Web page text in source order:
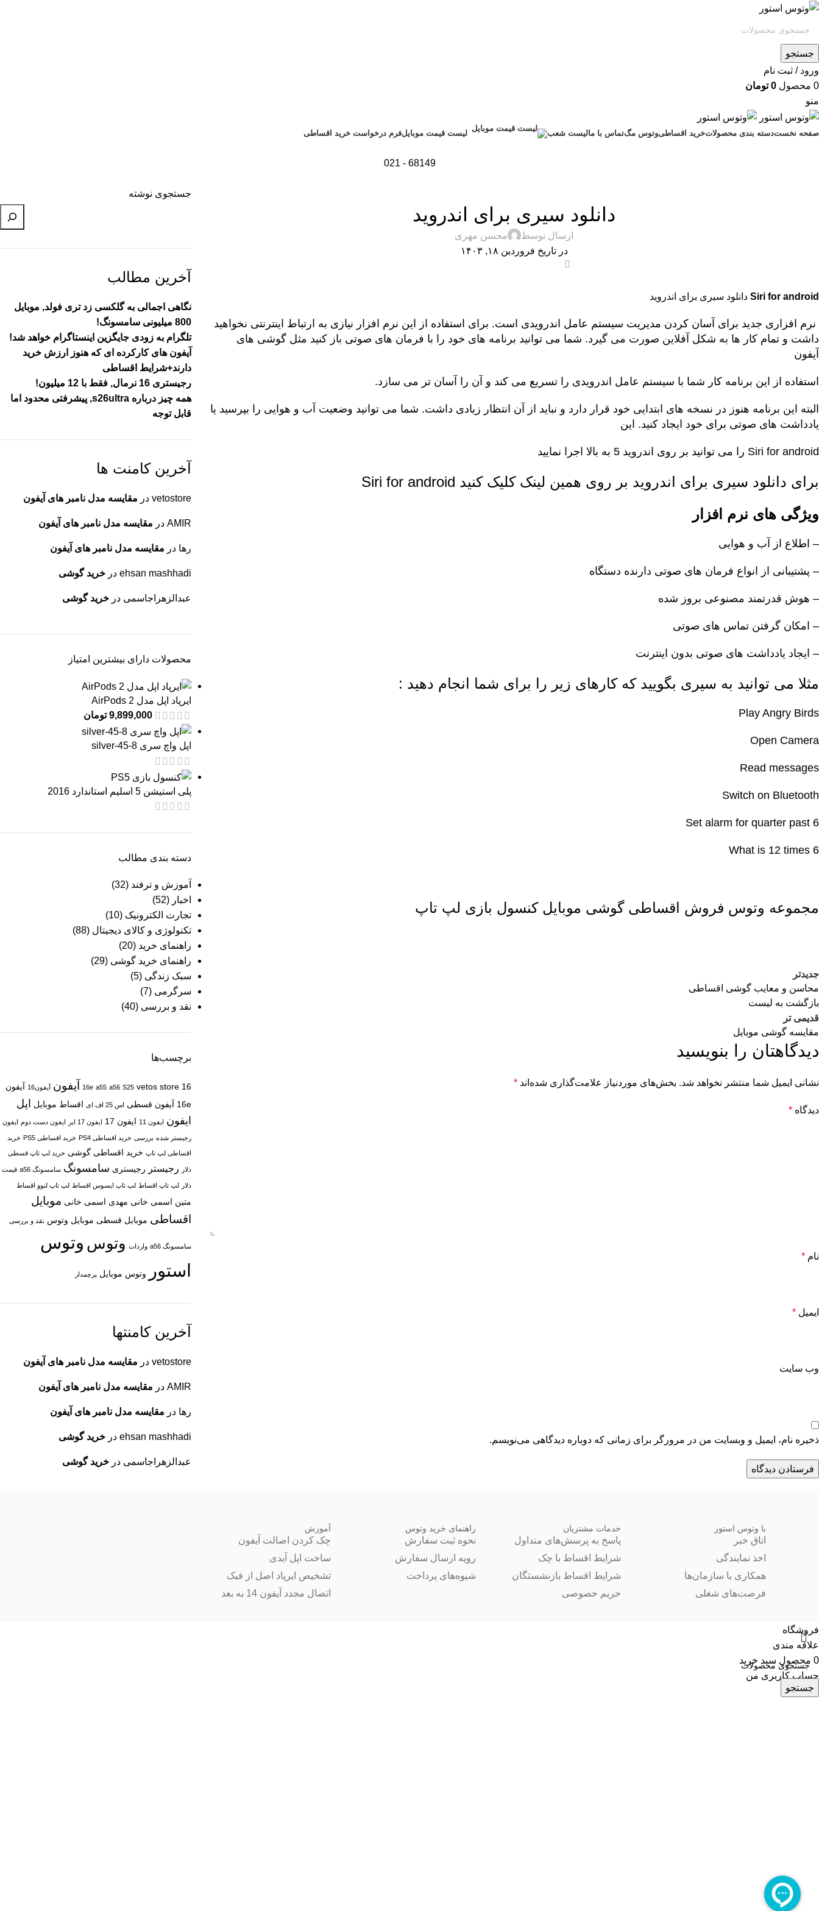
جستجو
ورود / ثبت نام
0 محصول 0 تومان
منو
صفحه نخستدسته بندی محصولاتخرید اقساطیوتوس مگتماس با مالیست شعب لیست قیمت موبایلفرم درخواست خرید اقساطی
68149 - 021
دانلود سیری برای اندروید
ارسال توسط
محسن مهری
در تاریخ فروردین ۱۸, ۱۴۰۳
Siri for android دانلود سیری برای اندروید
نرم افزاری جدید برای آسان کردن مدیریت سیستم عامل اندرویدی است. برای استفاده از این نرم افزار نیازی به ارتباط اینترنتی نخواهید
داشت و تمام کار ها به شکل آفلاین صورت می گیرد. شما می توانید برنامه های خود را با فرمان های صوتی باز کنید مثل گوشی های
آیفون
استفاده از این برنامه کار شما با سیستم عامل اندرویدی را تسریع می کند و آن را آسان تر می سازد.
البته این برنامه هنوز در نسخه های ابتدایی خود قرار دارد و نباید از آن انتظار زیادی داشت. شما می توانید وضعیت آب و هوایی را بپرسید یا
یادداشت های صوتی برای خود ایجاد کنید. این
Siri for android را می توانید بر روی اندروید 5 به بالا اجرا نمایید
برای دانلود سیری برای اندروید بر روی همین لینک کلیک کنید Siri for android
ویژگی های نرم افزار
– اطلاع از آب و هوایی
– پشتیبانی از انواع فرمان های صوتی دارنده دستگاه
– هوش قدرتمند مصنوعی بروز شده
– امکان گرفتن تماس های صوتی
– ایجاد یادداشت های صوتی بدون اینترنت
مثلا می توانید به سیری بگویید که کارهای زیر را برای شما انجام دهید :
Play Angry Birds
Open Camera
Read messages
Switch on Bluetooth
Set alarm for quarter past 6
What is 12 times 6
مجموعه وتوس فروش اقساطی گوشی موبایل کنسول بازی لپ تاپ
جدیدتر
محاسن و معایب گوشی اقساطی
بازگشت به لیست
قدیمی تر
مقایسه گوشی موبایل
دیدگاهتان را بنویسید
نشانی ایمیل شما منتشر نخواهد شد. بخش‌های موردنیاز علامت‌گذاری شده‌اند *
دیدگاه *
نام *
ایمیل *
وب‌ سایت
ذخیره نام، ایمیل و وبسایت من در مرورگر برای زمانی که دوباره دیدگاهی می‌نویسم.
جستجوی نوشته
آخرین مطالب
نگاهی اجمالی به گلکسی زد تری فولد, موبایل
800 میلیونی سامسونگ!
تلگرام به زودی جایگزین اینستاگرام خواهد شد!
آیفون های کارکرده ای که هنوز ارزش خرید
دارند+شرایط اقساطی
رجیستری 16 نرمال, فقط با 12 میلیون!
همه چیز درباره s26ultra, پیشرفتی محدود اما
قابل توجه
آخرین کامنت ها
vetostore در مقایسه مدل نامبر های آیفون
AMIR در مقایسه مدل نامبر های آیفون
رها در مقایسه مدل نامبر های آیفون
ehsan mashhadi درخرید گوشی
عبدالزهراجاسمی درخرید گوشی
محصولات دارای بیشترین امتیاز
ایرپاد اپل مدل AirPods 2
9,899,000 تومان
اپل واچ سری 8-45-silver
پلی استیشن 5 اسلیم استاندارد 2016
دسته بندی مطالب
آموزش و ترفند (32)
اخبار (52)
تجارت الکترونیک (10)
تکنولوژی و کالای دیجیتال (88)
راهنمای خرید (20)
راهنمای خرید گوشی (29)
سبک زندگی (5)
سرگرمی (7)
نقد و بررسی (40)
برچسب‌ها
16
16e a55 a56 S25 vetos store آیفون آیفون16
آیفون
16e آیفون قسطی اس 25 اف ای اقساط موبایل
اپل
ایفون ایفون 11 ایفون 17 ایفون 17 ایر ایفون دست دوم ایفون
رجیستر شده بررسی خرید اقساطی PS4 خرید اقساطی PS5 خرید
اقساطی لپ تاپ خرید اقساطی گوشی خرید لپ تاپ قسطی
دلار رجیستر رجیستری سامسونگ سامسونگ a56 قیمت
دلار لپ تاپ اقساط لپ تاپ ایسوس اقساط لپ تاپ لنوو اقساط
متین اسمی خانی مهدی اسمی خانی موبایل
اقساطی موبایل قسطی موبایل وتوس نقد و بررسی
سامسونگ a56 واردات وتوس وتوس
استور
وتوس موبایل پرچمدار
آخرین کامنتها
vetostore در مقایسه مدل نامبر های آیفون
AMIR در مقایسه مدل نامبر های آیفون
رها در مقایسه مدل نامبر های آیفون
ehsan mashhadi درخرید گوشی
عبدالزهراجاسمی درخرید گوشی
با وتوس استور
اتاق خبر
اخذ نمایندگی
همکاری با سازمان‌ها
فرصت‌های شغلی
خدمات مشتریان
پاسخ به پرسش‌های متداول
شرایط اقساط با چک
شرایط اقساط بازنشستگان
حریم خصوصی
راهنمای خرید وتوس
نحوه ثبت سفارش
رویه ارسال سفارش
شیوه‌های پرداخت
آموزش
چک کردن اصالت آیفون
ساخت اپل آیدی
تشخیص ایرپاد اصل از فیک
اتصال مجدد آیفون 14 به بعد
جستجو
فروشگاه
علاقه مندی
0 محصول سبد خرید
حساب کاربری من